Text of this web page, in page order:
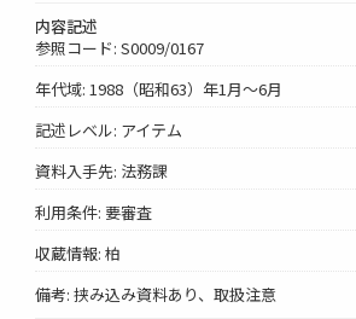
内容記述
参照コード: S0009/0167
年代域: 1988（昭和63）年1月～6月
記述レベル: アイテム
資料入手先: 法務課
利用条件: 要審査
収蔵情報: 柏
備考: 挟み込み資料あり、取扱注意